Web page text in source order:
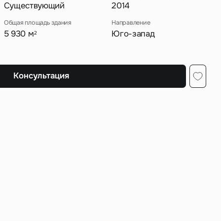
Существующий 2014
Общая площадь здания
5 930 м2
Направление
Юго-запад
Консультация